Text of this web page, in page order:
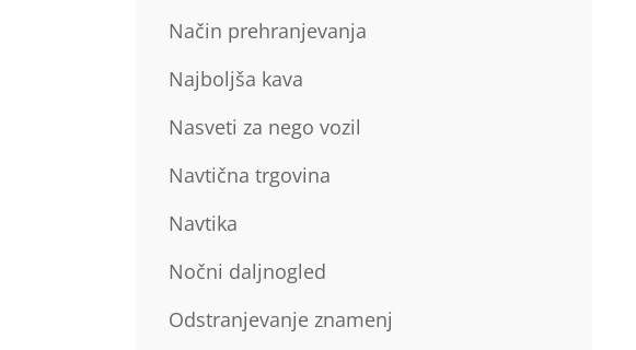
Način prehranjevanja
Najboljša kava
Nasveti za nego vozil
Navtična trgovina
Navtika
Nočni daljnogled
Odstranjevanje znamenj